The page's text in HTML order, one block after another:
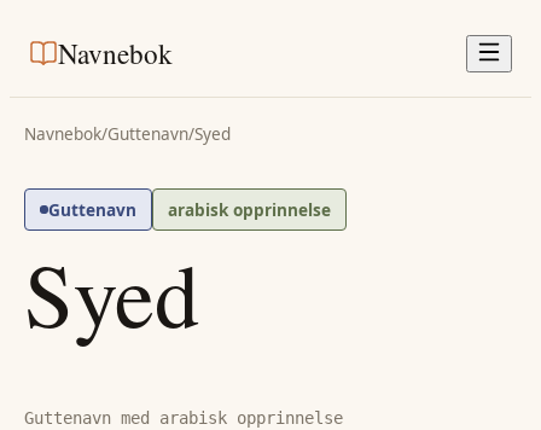
Navnebok
Navnebok/Guttenavn/Syed
Guttenavn arabisk opprinnelse
Syed
Guttenavn med arabisk opprinnelse